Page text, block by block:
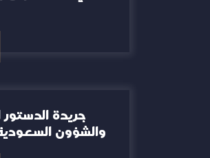
والشؤون